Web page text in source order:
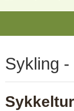
Sykling -